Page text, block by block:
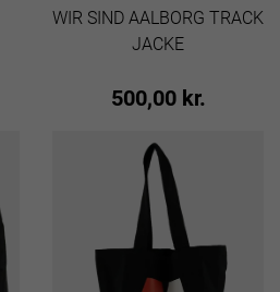
WIR SIND AALBORG TRACK
JACKE
500,00 kr.